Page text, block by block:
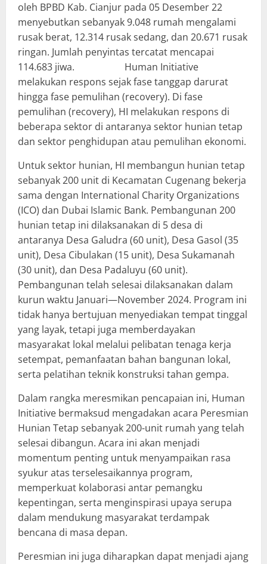
oleh BPBD Kab. Cianjur pada 05 Desember 22
menyebutkan sebanyak 9.048 rumah mengalami
rusak berat, 12.314 rusak sedang, dan 20.671 rusak
ringan. Jumlah penyintas tercatat mencapai
114.683 jiwa.
Human Initiative
melakukan respons sejak fase tanggap darurat
hingga fase pemulihan (recovery). Di fase
pemulihan (recovery), HI melakukan respons di
beberapa sektor di antaranya sektor hunian tetap
dan sektor penghidupan atau pemulihan ekonomi.
Untuk sektor hunian, HI membangun hunian tetap
sebanyak 200 unit di Kecamatan Cugenang bekerja
sama dengan International Charity Organizations
(ICO) dan Dubai Islamic Bank. Pembangunan 200
hunian tetap ini dilaksanakan di 5 desa di
antaranya Desa Galudra (60 unit), Desa Gasol (35
unit), Desa Cibulakan (15 unit), Desa Sukamanah
(30 unit), dan Desa Padaluyu (60 unit).
Pembangunan telah selesai dilaksanakan dalam
kurun waktu Januari—November 2024. Program ini
tidak hanya bertujuan menyediakan tempat tinggal
yang layak, tetapi juga memberdayakan
masyarakat lokal melalui pelibatan tenaga kerja
setempat, pemanfaatan bahan bangunan lokal,
serta pelatihan teknik konstruksi tahan gempa.
Dalam rangka meresmikan pencapaian ini, Human
Initiative bermaksud mengadakan acara Peresmian
Hunian Tetap sebanyak 200-unit rumah yang telah
selesai dibangun. Acara ini akan menjadi
momentum penting untuk menyampaikan rasa
syukur atas terselesaikannya program,
memperkuat kolaborasi antar pemangku
kepentingan, serta menginspirasi upaya serupa
dalam mendukung masyarakat terdampak
bencana di masa depan.
Peresmian ini juga diharapkan dapat menjadi ajang